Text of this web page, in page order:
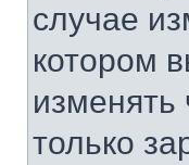
случае
котором
изменять
только